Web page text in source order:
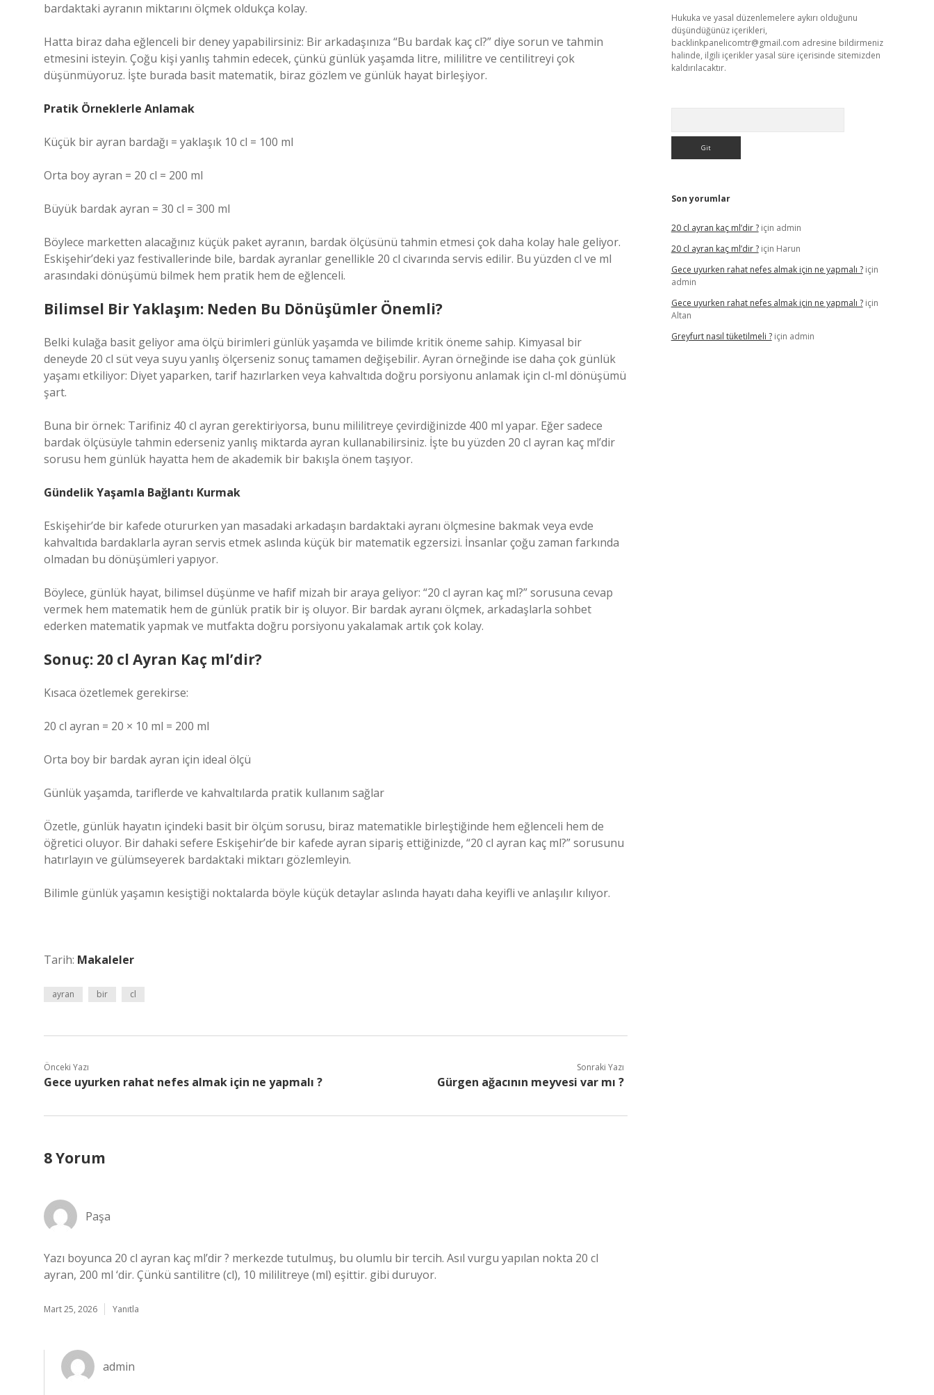
bardaktaki ayranın miktarını ölçmek oldukça kolay.
Hatta biraz daha eğlenceli bir deney yapabilirsiniz: Bir arkadaşınıza “Bu bardak kaç cl?” diye sorun ve tahmin
etmesini isteyin. Çoğu kişi yanlış tahmin edecek, çünkü günlük yaşamda litre, mililitre ve centilitreyi çok
düşünmüyoruz. İşte burada basit matematik, biraz gözlem ve günlük hayat birleşiyor.
Pratik Örneklerle Anlamak
Küçük bir ayran bardağı = yaklaşık 10 cl = 100 ml
Orta boy ayran = 20 cl = 200 ml
Büyük bardak ayran = 30 cl = 300 ml
Böylece marketten alacağınız küçük paket ayranın, bardak ölçüsünü tahmin etmesi çok daha kolay hale geliyor.
Eskişehir’deki yaz festivallerinde bile, bardak ayranlar genellikle 20 cl civarında servis edilir. Bu yüzden cl ve ml
arasındaki dönüşümü bilmek hem pratik hem de eğlenceli.
Bilimsel Bir Yaklaşım: Neden Bu Dönüşümler Önemli?
Belki kulağa basit geliyor ama ölçü birimleri günlük yaşamda ve bilimde kritik öneme sahip. Kimyasal bir
deneyde 20 cl süt veya suyu yanlış ölçerseniz sonuç tamamen değişebilir. Ayran örneğinde ise daha çok günlük
yaşamı etkiliyor: Diyet yaparken, tarif hazırlarken veya kahvaltıda doğru porsiyonu anlamak için cl-ml dönüşümü
şart.
Buna bir örnek: Tarifiniz 40 cl ayran gerektiriyorsa, bunu mililitreye çevirdiğinizde 400 ml yapar. Eğer sadece
bardak ölçüsüyle tahmin ederseniz yanlış miktarda ayran kullanabilirsiniz. İşte bu yüzden 20 cl ayran kaç ml’dir
sorusu hem günlük hayatta hem de akademik bir bakışla önem taşıyor.
Gündelik Yaşamla Bağlantı Kurmak
Eskişehir’de bir kafede otururken yan masadaki arkadaşın bardaktaki ayranı ölçmesine bakmak veya evde
kahvaltıda bardaklarla ayran servis etmek aslında küçük bir matematik egzersizi. İnsanlar çoğu zaman farkında
olmadan bu dönüşümleri yapıyor.
Böylece, günlük hayat, bilimsel düşünme ve hafif mizah bir araya geliyor: “20 cl ayran kaç ml?” sorusuna cevap
vermek hem matematik hem de günlük pratik bir iş oluyor. Bir bardak ayranı ölçmek, arkadaşlarla sohbet
ederken matematik yapmak ve mutfakta doğru porsiyonu yakalamak artık çok kolay.
Sonuç: 20 cl Ayran Kaç ml’dir?
Kısaca özetlemek gerekirse:
20 cl ayran = 20 × 10 ml = 200 ml
Orta boy bir bardak ayran için ideal ölçü
Günlük yaşamda, tariflerde ve kahvaltılarda pratik kullanım sağlar
Özetle, günlük hayatın içindeki basit bir ölçüm sorusu, biraz matematikle birleştiğinde hem eğlenceli hem de
öğretici oluyor. Bir dahaki sefere Eskişehir’de bir kafede ayran sipariş ettiğinizde, “20 cl ayran kaç ml?” sorusunu
hatırlayın ve gülümseyerek bardaktaki miktarı gözlemleyin.
Bilimle günlük yaşamın kesiştiği noktalarda böyle küçük detaylar aslında hayatı daha keyifli ve anlaşılır kılıyor.
Tarih: Makaleler
ayran bir cl
Önceki Yazı
Gece uyurken rahat nefes almak için ne yapmalı ?
Sonraki Yazı
Gürgen ağacının meyvesi var mı ?
8 Yorum
Paşa
Yazı boyunca 20 cl ayran kaç ml’dir ? merkezde tutulmuş, bu olumlu bir tercih. Asıl vurgu yapılan nokta 20 cl
ayran, 200 ml ‘dir. Çünkü santilitre (cl), 10 mililitreye (ml) eşittir. gibi duruyor.
Mart 25, 2026 Yanıtla
admin
Hukuka ve yasal düzenlemelere aykırı olduğunu
düşündüğünüz içerikleri,
backlinkpanelicomtr@gmail.com adresine bildirmeniz
halinde, ilgili içerikler yasal süre içerisinde sitemizden
kaldırılacaktır.
Son yorumlar
20 cl ayran kaç ml’dir ?için admin
20 cl ayran kaç ml’dir ?için Harun
Gece uyurken rahat nefes almak için ne yapmalı ?için
admin
Gece uyurken rahat nefes almak için ne yapmalı ?için
Altan
Greyfurt nasıl tüketilmeli ?için admin